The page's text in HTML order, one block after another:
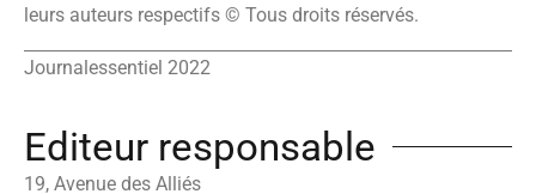
leurs auteurs respectifs © Tous droits réservés.
Journalessentiel 2022
Editeur responsable
19, Avenue des Alliés